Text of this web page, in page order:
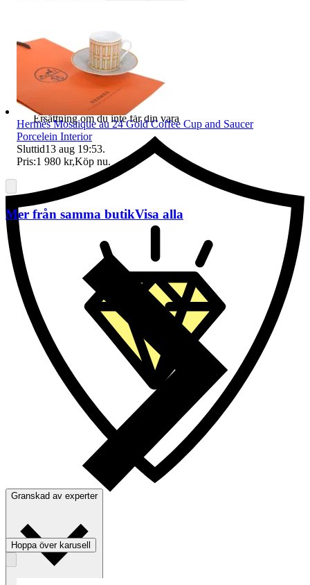
Ersättning om du inte får din vara
Granskad av experter
Hermès Mosaique au 24 Gold Coffee Cup and Saucer
Porcelein Interior
Sluttid13 aug 19:53.
Pris:1 980 kr,Köp nu.
Mer från samma butikVisa alla
Hoppa över karusell